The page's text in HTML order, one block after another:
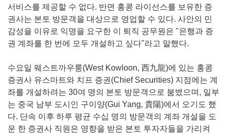
서비스를 제공할 수 없다. 반면 홍콩 라이선스를 보유한 증
권사는 본토 방문객을 대상으로 영업할 수 있다. 사안의 민
감성을 이유로 익명을 요구한 이 퇴직 공무원은 "은행과 증
권 계좌를 한 번에 모두 개설하고 싶다"라고 말했다.
수요일 웨스트까우룽(West Kowloon, 西九龍)에 있는 홍콩
증권사 유스마트와 치프 증권(Chief Securities) 지점에는 계
좌를 개설하려는 30여 명의 본토 방문객으로 붐볐으며, 일부
는 중국 남부 도시인 구이양(Gui Yang, 貴陽)에서 오기도 했
다. 단속 이후 하루 평균 수십 명의 방문객의 계좌 개설을 도
운 한 증권사 직원은 영향을 받은 본토 투자자들을 가리켜